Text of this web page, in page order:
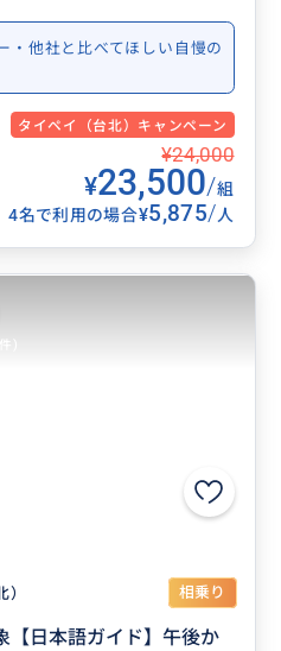
・他社と比べてほしい自慢の
タイペイ（台北）キャンペーン
¥24,000
¥23,500/組
4名で利用の場合¥5,875/人
） 相乗り
【日本語ガイド】午後か
)